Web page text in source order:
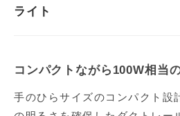
ライト
コンパクトながら100W相当
手のひらサイズのコンパクト設